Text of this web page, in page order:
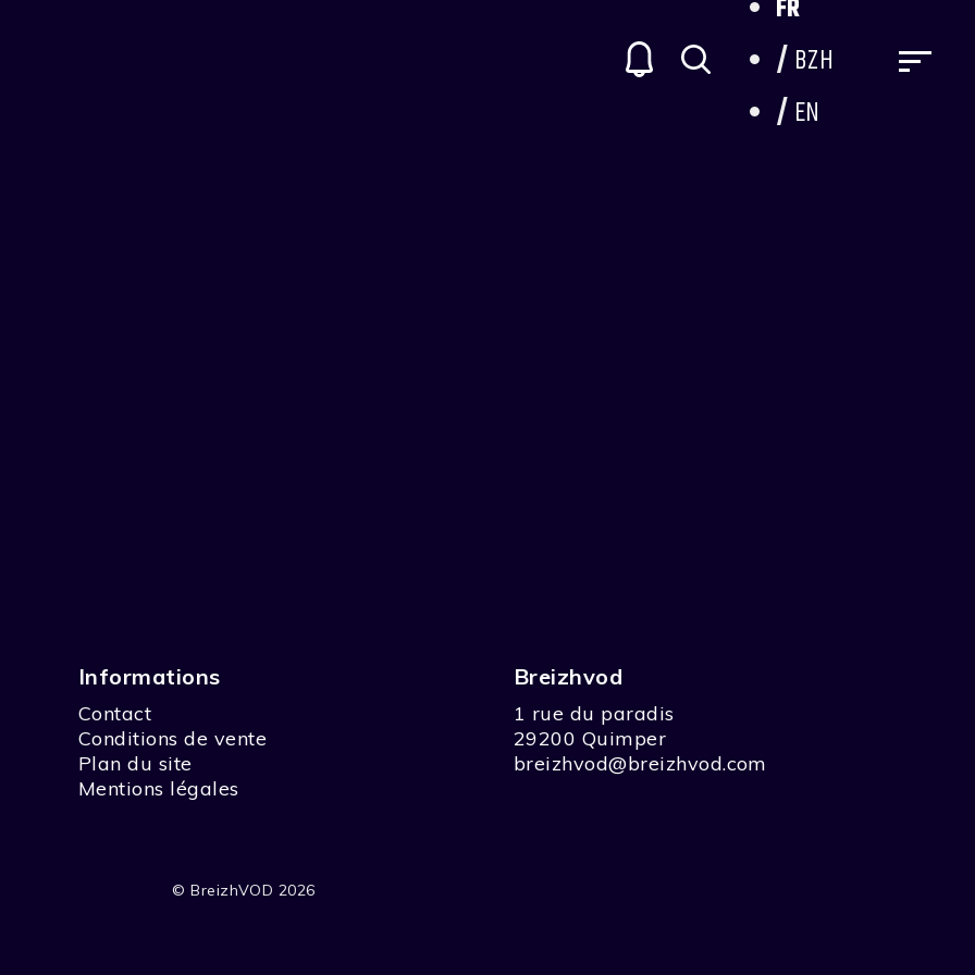
FR
BZH
EN
Informations
Contact
Conditions de vente
Plan du site
Mentions légales
Breizhvod
1 rue du paradis
29200 Quimper
breizhvod@breizhvod.com
© BreizhVOD 2026